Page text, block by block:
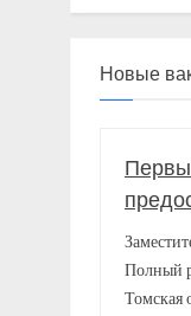
Новые
Полный
Томская